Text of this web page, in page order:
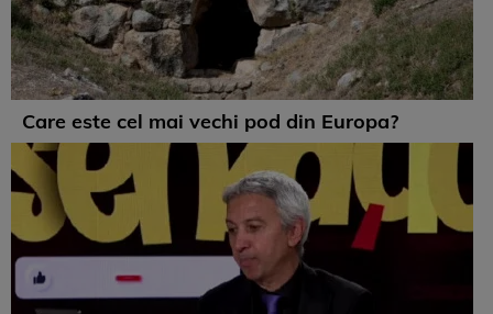
Care este cel mai vechi pod din Europa?